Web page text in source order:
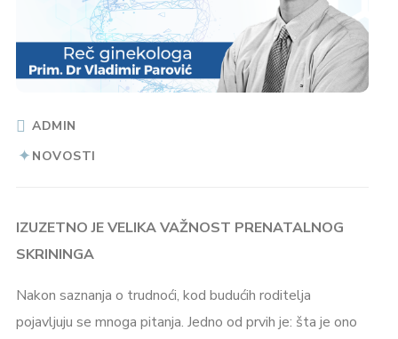
ADMIN
NOVOSTI
IZUZETNO JE VELIKA VAŽNOST PRENATALNOG
SKRININGA
Nakon saznanja o trudnoći, kod budućih roditelja
pojavljuju se mnoga pitanja. Jedno od prvih je: šta je ono